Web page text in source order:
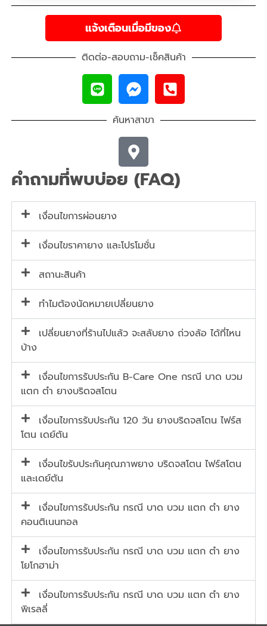
แจ้งเตือนเมื่อมีของ
ติดต่อ-สอบถาม-เช็คสินค้า
ค้นหาสาขา
คำถามที่พบบ่อย (FAQ)
เงื่อนไขการผ่อนยาง
เงื่อนไขราคายาง และโปรโมชั่น
สถานะสินค้า
ทำไมต้องนัดหมายเปลี่ยนยาง
เปลี่ยนยางที่ร้านไปแล้ว จะสลับยาง ถ่วงล้อ ได้ที่ไหน
บ้าง
เงื่อนไขการรับประกัน B-Care One กรณี บาด บวม
แตก ตำ ยางบริดจสโตน
เงื่อนไขการรับประกัน 120 วัน ยางบริดจสโตน ไฟร์ส
โตน เดย์ตัน
เงื่อนไขรับประกันคุณภาพยาง บริดจสโตน ไฟร์สโตน
และเดย์ตัน
เงื่อนไขการรับประกัน กรณี บาด บวม แตก ตำ ยาง
คอนติเนนทอล
เงื่อนไขการรับประกัน กรณี บาด บวม แตก ตำ ยาง
โยโกฮาม่า
เงื่อนไขการรับประกัน กรณี บาด บวม แตก ตำ ยาง
พิเรลลี่